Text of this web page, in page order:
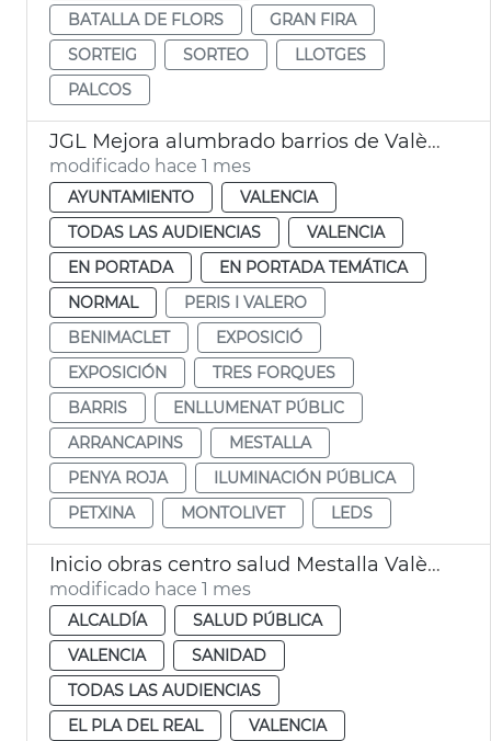
BATALLA DE FLORS
GRAN FIRA
SORTEIG
SORTEO
LLOTGES
PALCOS
JGL Mejora alumbrado barrios de València
modificado hace 1 mes
AYUNTAMIENTO
VALENCIA
TODAS LAS AUDIENCIAS
VALENCIA
EN PORTADA
EN PORTADA TEMÁTICA
NORMAL
PERIS I VALERO
BENIMACLET
EXPOSICIÓ
EXPOSICIÓN
TRES FORQUES
BARRIS
ENLLUMENAT PÚBLIC
ARRANCAPINS
MESTALLA
PENYA ROJA
ILUMINACIÓN PÚBLICA
PETXINA
MONTOLIVET LEDS
Inicio obras centro salud Mestalla València
modificado hace 1 mes
ALCALDÍA
SALUD PÚBLICA
VALENCIA
SANIDAD
TODAS LAS AUDIENCIAS
EL PLA DEL REAL
VALENCIA